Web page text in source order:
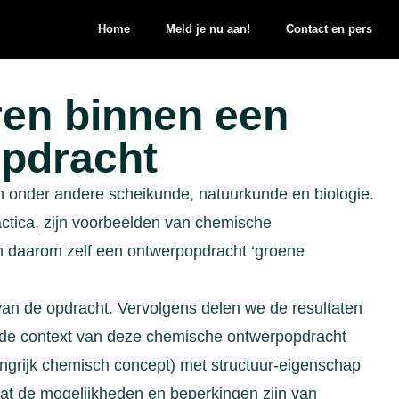
Home Meld je nu aan! Contact en pers
binnen een
andere scheikunde, natuurkunde en biologie.
zijn voorbeelden van chemische
zelf een ontwerpopdracht ‘groene
de opdracht. Vervolgens delen we de resultaten
context van deze chemische ontwerpopdracht
chemisch concept) met structuur-eigenschap
de mogelijkheden en beperkingen zijn van